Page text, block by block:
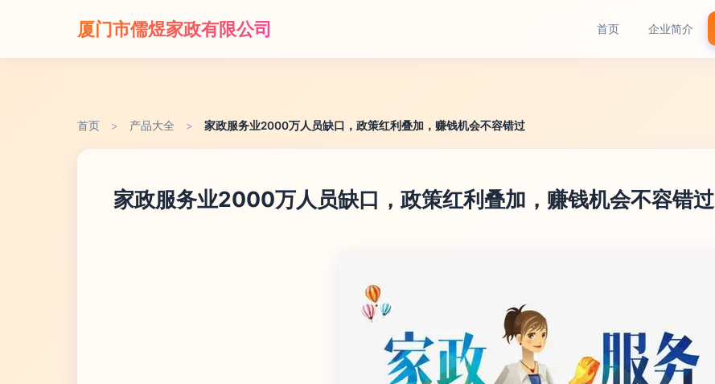
厦门市儒煜家政有限公司 首页 企业简介
首页 > 产品大全 > 家政服务业2000万人员缺口，政策红利叠加，赚钱机会不容错过
家政服务业2000万人员缺口，政策红利叠加，赚钱机会不容错过